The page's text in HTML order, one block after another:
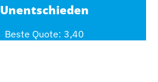
Unentschieden
Beste Quote: 3,40